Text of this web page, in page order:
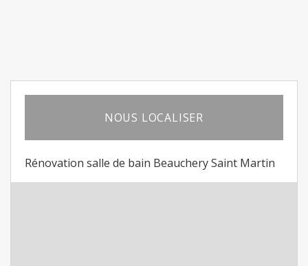
NOUS LOCALISER
Rénovation salle de bain Beauchery Saint Martin